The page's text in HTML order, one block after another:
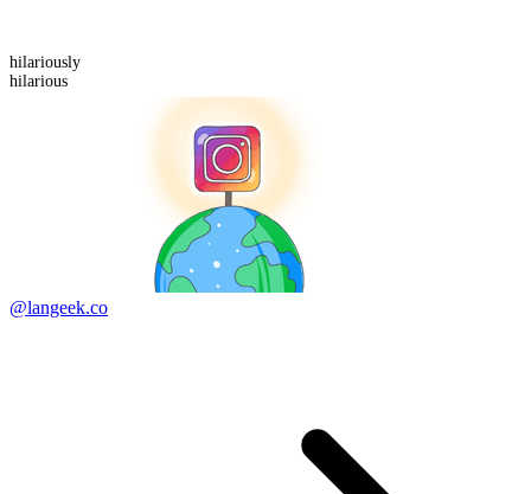
hilariously
hilarious
@langeek.co